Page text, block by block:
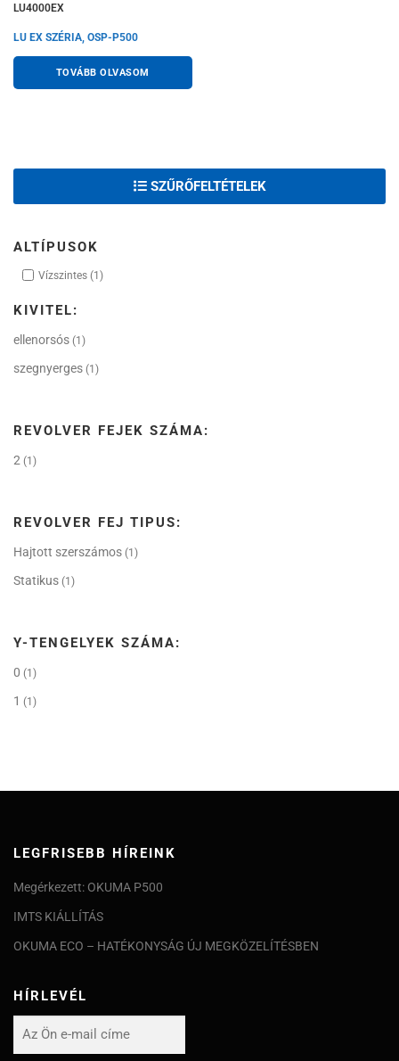
LU4000EX
LU EX SZÉRIA, OSP-P500
TOVÁBB OLVASOM
SZŰRŐFELTÉTELEK
ALTÍPUSOK
Vízszintes (1)
KIVITEL:
ellenorsós (1)
szegnyerges (1)
REVOLVER FEJEK SZÁMA:
2 (1)
REVOLVER FEJ TIPUS:
Hajtott szerszámos (1)
Statikus (1)
Y-TENGELYEK SZÁMA:
0 (1)
1 (1)
LEGFRISEBB HÍREINK
Megérkezett: OKUMA P500
IMTS KIÁLLÍTÁS
OKUMA ECO – HATÉKONYSÁG ÚJ MEGKÖZELÍTÉSBEN
HÍRLEVÉL